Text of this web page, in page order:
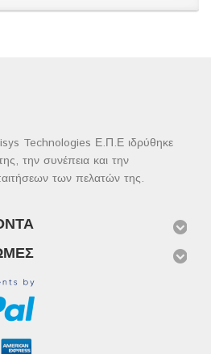
Technologies Ε.Π.Ε ιδρύθηκε
την συνέπεια και την
των πελατών της.